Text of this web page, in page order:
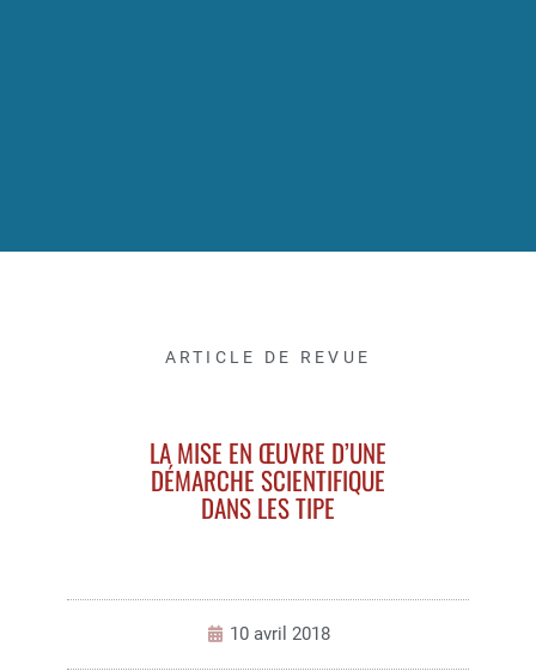
ARTICLE DE REVUE
LA MISE EN ŒUVRE D’UNE
DÉMARCHE SCIENTIFIQUE
DANS LES TIPE
10 avril 2018